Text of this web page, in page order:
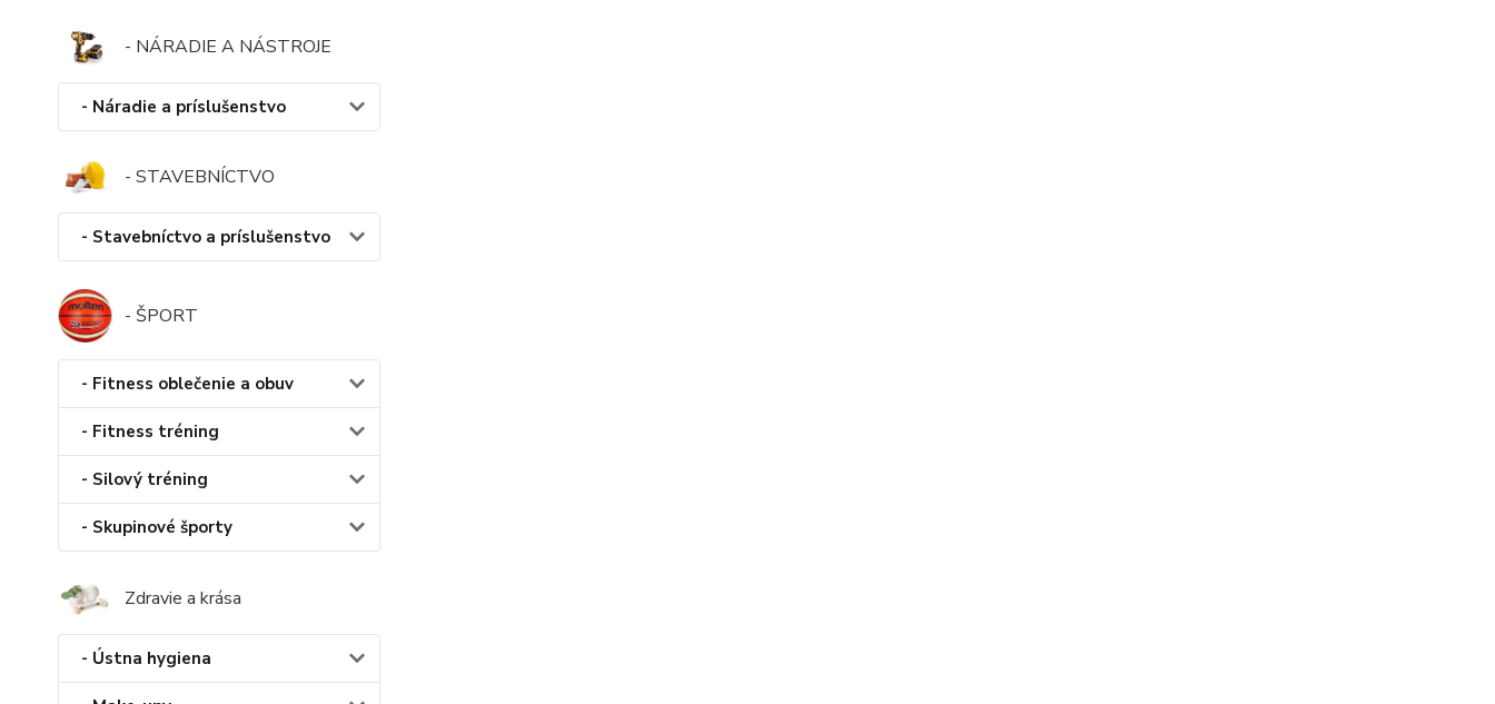
- NÁRADIE A NÁSTROJE
- Náradie a príslušenstvo
- STAVEBNÍCTVO
- Stavebníctvo a príslušenstvo
- ŠPORT
- Fitness oblečenie a obuv
- Fitness tréning
- Silový tréning
- Skupinové športy
Zdravie a krása
- Ústna hygiena